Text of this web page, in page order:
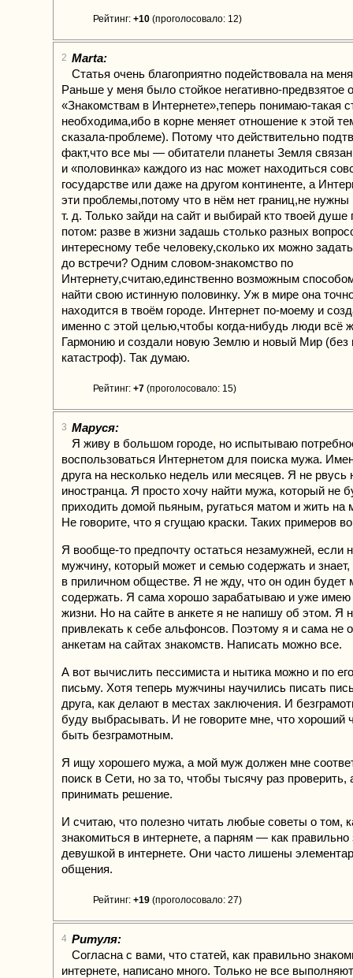
Рейтинг: +10 (проголосовало: 12)
2 Marta:
Статья очень благоприятно подействовала на
Раньше у меня было стойкое негативно-предвзятое
«Знакомствам в Интернете»,теперь понимаю-такая
необходима,ибо в корне меняет отношение к этой
сказала-проблеме). Потому что действительно
факт,что все мы — обитатели планеты Земля
и «половинка» каждого из нас может находиться
государстве или даже на другом континенте, а
эти проблемы,потому что в нём нет границ,не нужны
т. д. Только зайди на сайт и выбирай кто твоей душе
потом: разве в жизни задашь столько разных
интересному тебе человеку,сколько их можно
до встречи? Одним словом-знакомство по
Интернету,считаю,единственно возможным
найти свою истинную половинку. Уж в мире она
находится в твоём городе. Интернет по-моему и
именно с этой целью,чтобы когда-нибудь люди всё
Гармонию и создали новую Землю и новый Мир (без
катастроф). Так думаю.
Рейтинг: +7 (проголосовало: 15)
3 Маруся:
Я живу в большом городе, но испытываю
воспользоваться Интернетом для поиска мужа.
друга на несколько недель или месяцев. Я не
иностранца. Я просто хочу найти мужа, который не
приходить домой пьяным, ругаться матом и жить на
Не говорите, что я сгущаю краски. Таких примеров
Я вообще-то предпочту остаться незамужней, если
мужчину, который может и семью содержать и знает,
в приличном обществе. Я не жду, что он один будет
содержать. Я сама хорошо зарабатываю и уже имею
жизни. Но на сайте в анкете я не напишу об этом. Я
привлекать к себе альфонсов. Поэтому я и сама не
анкетам на сайтах знакомств. Написать можно все.
А вот вычислить пессимиста и нытика можно и по
письму. Хотя теперь мужчины научились писать
друга, как делают в местах заключения. И
буду выбрасывать. И не говорите мне, что хороший
быть безграмотным.
Я ищу хорошего мужа, а мой муж должен мне
поиск в Сети, но за то, чтобы тысячу раз проверить,
принимать решение.
И считаю, что полезно читать любые советы о том,
знакомиться в интернете, а парням — как правильно
девушкой в интернете. Они часто лишены
общения.
Рейтинг: +19 (проголосовало: 27)
4 Ритуля:
Согласна с вами, что статей, как правильно
интернете, написано много. Только не все